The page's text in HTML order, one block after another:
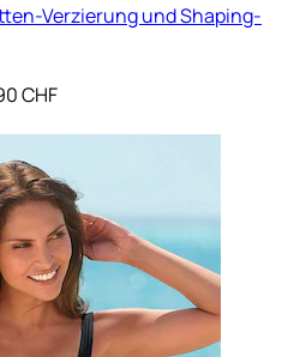
Verzierung und Shaping-
CHF